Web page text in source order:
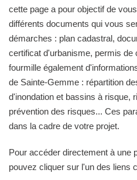
cette page a pour objectif de
différents documents qui vous
démarches : plan cadastral,
certificat d'urbanisme, permis de
fourmille également
de Sainte-Gemme : répartition
d'inondation et bassins à risque,
prévention des risques... Ces
dans la cadre de votre projet.
Pour accéder directement à une
pouvez cliquer sur l'un des liens